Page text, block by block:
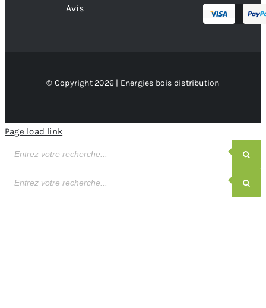
Avis
© Copyright 2026 | Energies bois distribution
Page load link
de
de